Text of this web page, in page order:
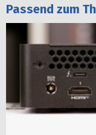
Passend zum